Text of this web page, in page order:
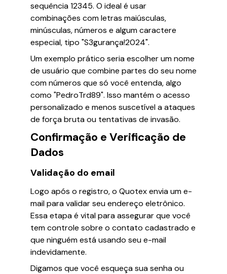
sequência 12345. O ideal é usar
combinações com letras maiúsculas,
minúsculas, números e algum caractere
especial, tipo "S3gurança!2024".
Um exemplo prático seria escolher um nome
de usuário que combine partes do seu nome
com números que só você entenda, algo
como "PedroTrd89". Isso mantém o acesso
personalizado e menos suscetível a ataques
de força bruta ou tentativas de invasão.
Confirmação e Verificação de
Dados
Validação do email
Logo após o registro, o Quotex envia um e-
mail para validar seu endereço eletrônico.
Essa etapa é vital para assegurar que você
tem controle sobre o contato cadastrado e
que ninguém está usando seu e-mail
indevidamente.
Digamos que você esqueça sua senha ou